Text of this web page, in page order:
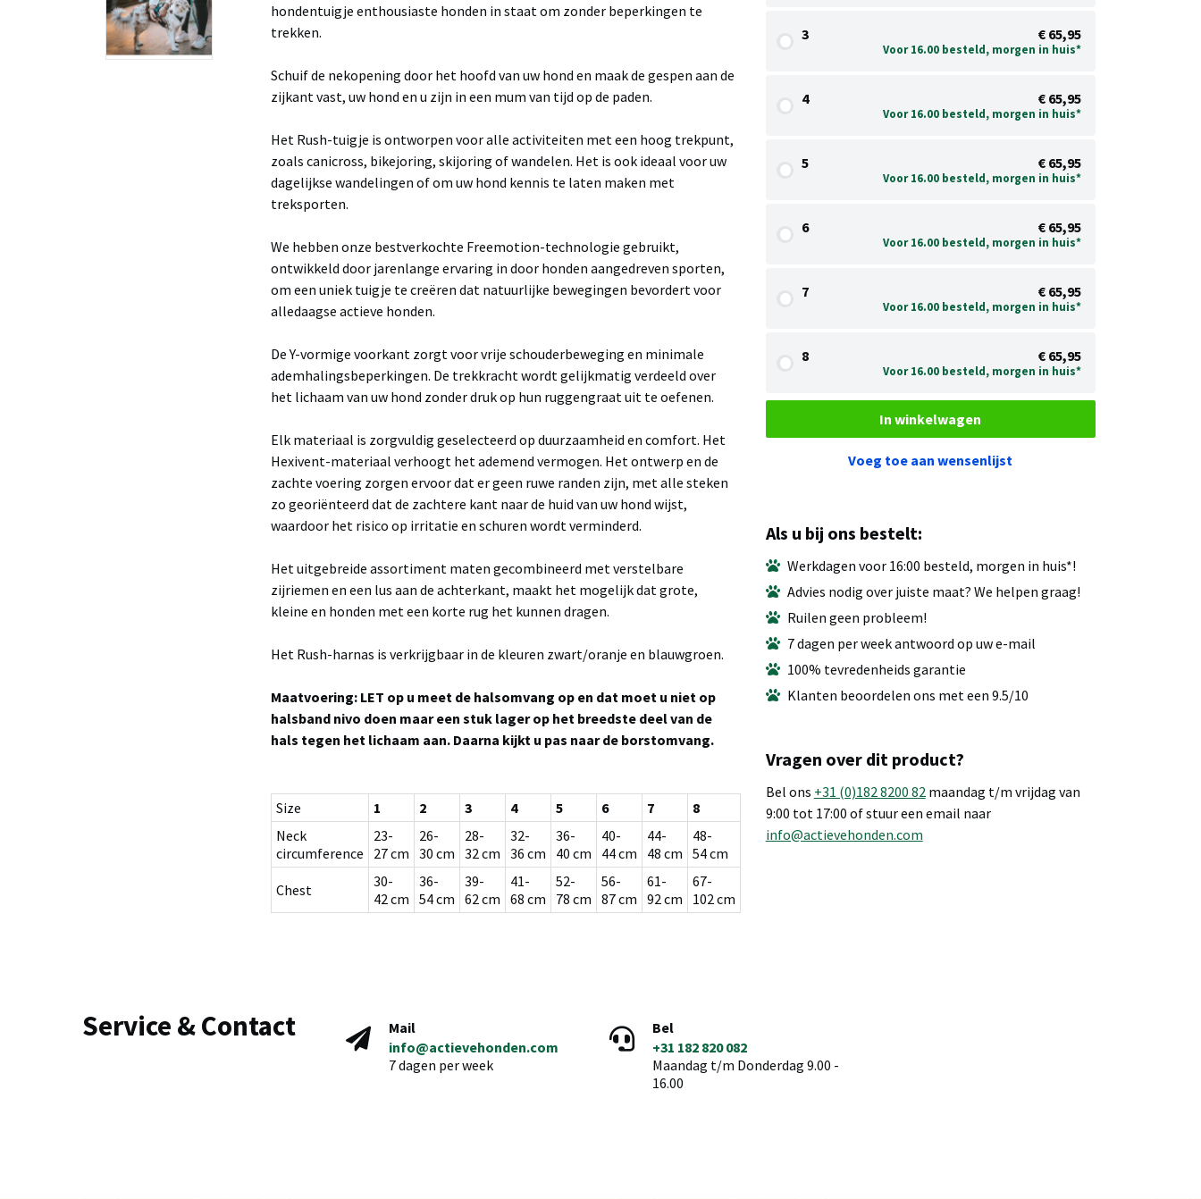
3 € 65,95
Voor 16.00 besteld, morgen in huis*
4 € 65,95
Voor 16.00 besteld, morgen in huis*
5 € 65,95
Voor 16.00 besteld, morgen in huis*
6 € 65,95
Voor 16.00 besteld, morgen in huis*
7 € 65,95
Voor 16.00 besteld, morgen in huis*
8 € 65,95
Voor 16.00 besteld, morgen in huis*
In winkelwagen
Voeg toe aan wensenlijst
hondentuigje enthousiaste honden in staat om zonder beperkingen te
trekken.
Schuif de nekopening door het hoofd van uw hond en maak de gespen aan de
zijkant vast, uw hond en u zijn in een mum van tijd op de paden.
Het Rush-tuigje is ontworpen voor alle activiteiten met een hoog trekpunt,
zoals canicross, bikejoring, skijoring of wandelen. Het is ook ideaal voor uw
dagelijkse wandelingen of om uw hond kennis te laten maken met
treksporten.
We hebben onze bestverkochte Freemotion-technologie gebruikt,
ontwikkeld door jarenlange ervaring in door honden aangedreven sporten,
om een ​​uniek tuigje te creëren dat natuurlijke bewegingen bevordert voor
alledaagse actieve honden.
De Y-vormige voorkant zorgt voor vrije schouderbeweging en minimale
ademhalingsbeperkingen. De trekkracht wordt gelijkmatig verdeeld over
het lichaam van uw hond zonder druk op hun ruggengraat uit te oefenen.
Elk materiaal is zorgvuldig geselecteerd op duurzaamheid en comfort. Het
Hexivent-materiaal verhoogt het ademend vermogen. Het ontwerp en de
zachte voering zorgen ervoor dat er geen ruwe randen zijn, met alle steken
zo georiënteerd dat de zachtere kant naar de huid van uw hond wijst,
waardoor het risico op irritatie en schuren wordt verminderd.
Het uitgebreide assortiment maten gecombineerd met verstelbare
zijriemen en een lus aan de achterkant, maakt het mogelijk dat grote,
kleine en honden met een korte rug het kunnen dragen.
Het Rush-harnas is verkrijgbaar in de kleuren zwart/oranje en blauwgroen.
Maatvoering: LET op u meet de halsomvang op en dat moet u niet op
halsband nivo doen maar een stuk lager op het breedste deel van de
hals tegen het lichaam aan. Daarna kijkt u pas naar de borstomvang.
Size 1 2 3 4 5 6 7
8
Neck
circumference
23-
27 cm
26-
30 cm
28-
32 cm
32-
36 cm
36-
40 cm
40-
44 cm
44-
48 cm
48-
54 cm
Chest
30-
42 cm
36-
54 cm
39-
62 cm
41-
68 cm
52-
78 cm
56-
87 cm
61-
92 cm
67-
102 cm
Als u bij ons bestelt:
Werkdagen voor 16:00 besteld, morgen in huis*!
Advies nodig over juiste maat? We helpen graag!
Ruilen geen probleem!
7 dagen per week antwoord op uw e-mail
100% tevredenheids garantie
Klanten beoordelen ons met een 9.5/10
Vragen over dit product?
Bel ons +31 (0)182 8200 82maandag t/m vrijdag van
9:00 tot 17:00 of stuur een email naar
info@actievehonden.com
Service & Contact
Mail
info@actievehonden.com
7 dagen per week
Bel
+31 182 820 082
Maandag t/m Donderdag 9.00 -
16.00